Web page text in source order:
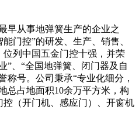
早从事地弹簧生产的企业之
门控”的研发、生产、销售、
列中国五金门控十强，并荣
”、“全国地弹簧、闭门器及自
称号。公司秉承“专业化细分，
总占地面积10余万平方米，构
（开门机、感应门）、开窗机